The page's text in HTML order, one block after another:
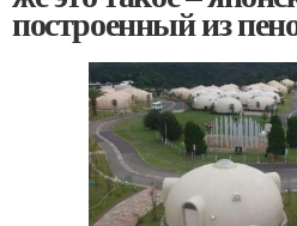
построенный из